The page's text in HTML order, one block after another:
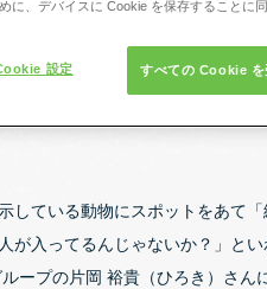
ている動物にスポットをあて「
が入ってるんじゃないか？」と
ープの片岡 裕貴（ひろき）さん
に、デバイスに Cookie を保存することに
すべての Cookie を
設定